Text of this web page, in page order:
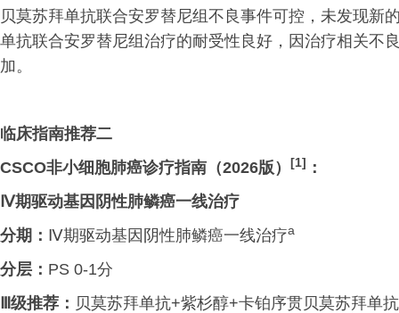
贝莫苏拜单抗联合安罗替尼组不良事件可控，未发现新
单抗联合安罗替尼组治疗的耐受性良好，因治疗相关不
加。
临床指南推荐二
CSCO非小细胞肺癌诊疗指南（2026版）
[1]
：
Ⅳ期驱动基因阴性肺鳞癌一线治疗
分期： Ⅳ期驱动基因阴性肺鳞癌一线治疗a
分层： PS 0-1分
Ⅲ级推荐： 贝莫苏拜单抗+紫杉醇+卡铂序贯贝莫苏拜单